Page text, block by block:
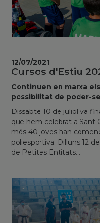
Cursos d'Estiu
Continuen en marxa
possibilitat de poder-se
Dissabte 10 de juliol va
que hem celebrat a Sant
més 40 joves han
poliesportiva. Dilluns 12
de Petites Entitats...
12/07/2021